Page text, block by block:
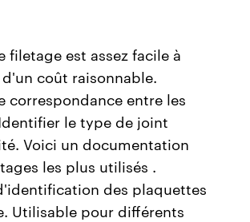
filetage est assez facile à
coût raisonnable.
correspondance entre les
le type de joint
Voici un documentation
les plus utilisés .
des plaquettes
Utilisable pour différents